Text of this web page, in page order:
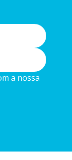
a nossa